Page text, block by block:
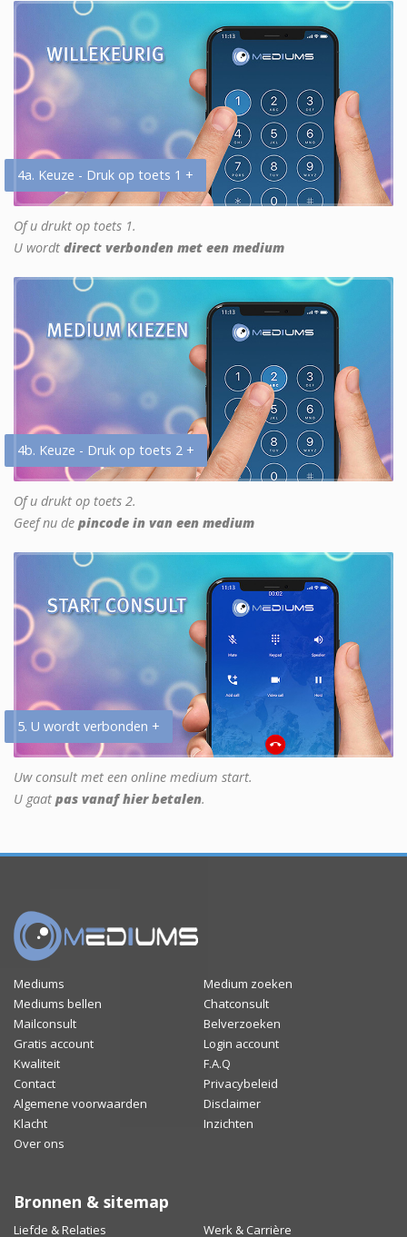
4a. Keuze - Druk op toets 1 +
Of u drukt op toets 1.
U wordt direct verbonden met een medium
4b. Keuze - Druk op toets 2 +
Of u drukt op toets 2.
Geef nu de pincode in van een medium
5. U wordt verbonden +
Uw consult met een online medium start.
U gaat pas vanaf hier betalen.
Mediums
Medium zoeken
Mediums bellen
Chatconsult
Mailconsult
Belverzoeken
Gratis account
Login account
Kwaliteit
F.A.Q
Contact
Privacybeleid
Algemene voorwaarden
Disclaimer
Klacht
Inzichten
Over ons
Bronnen & sitemap
Liefde & Relaties Werk & Carrière